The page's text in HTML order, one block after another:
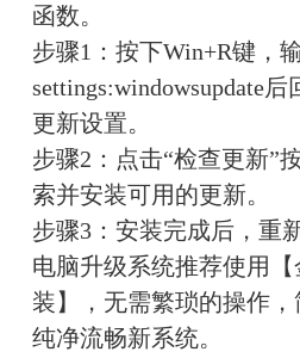
函数。
步骤1：按下Win+R键，
settings:windowsupdate
更新设置。
步骤2：点击“检查更新”
索并安装可用的更新。
步骤3：安装完成后，重
电脑升级系统推荐使用
装】，无需繁琐的操作
纯净流畅新系统。